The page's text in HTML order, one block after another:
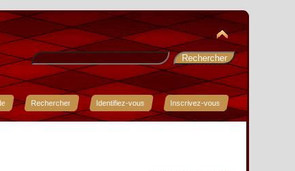
Rechercher Identifiez-vous Inscrivez-vous